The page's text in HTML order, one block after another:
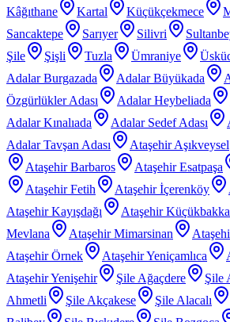
Kâğıthane
Kartal Küçükçekmece
Sancaktepe
Sarıyer Silivri
Şile
Şişli Tuzla Ümraniye
Adalar Burgazada
Adalar Büyükada
Özgürlükler Adası
Adalar Heybeliada
Adalar Kınalıada
Adalar Sedef Adası
Adalar Tavşan Adası
Ataşehir Aşıkveysel
Ataşehir Barbaros
Ataşehir Esatpaşa
Ataşehir Fetih
Ataşehir İçerenköy
Ataşehir Kayışdağı
Ataşehir
Mevlana
Ataşehir Mimarsinan
Ataşehir Örnek
Ataşehir Yeniçamlıca
Ataşehir Yenişehir
Şile Ağaçdere Şile
Ahmetli
Şile Akçakese Şile Alacalı